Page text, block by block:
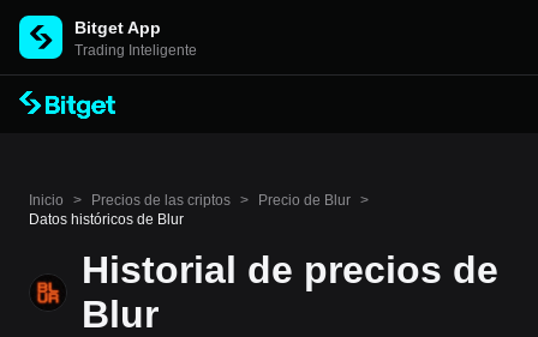
Bitget App
Trading Inteligente
Inicio > Precios de las criptos > Precio de Blur >
Datos históricos de Blur
Historial de precios de
Blur